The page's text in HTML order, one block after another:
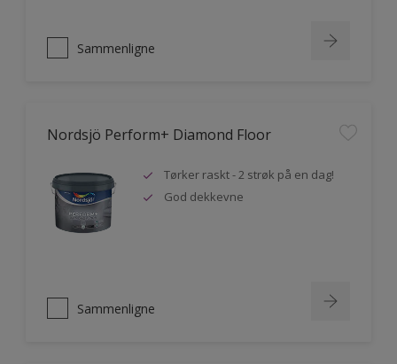
Sammenligne
Nordsjö Perform+ Diamond Floor
Tørker raskt - 2 strøk på en dag!
God dekkevne
Sammenligne